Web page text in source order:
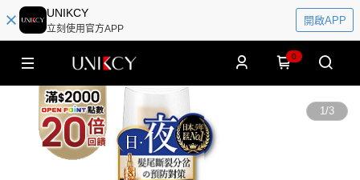
UNIKCY
立刻使用官方APP
開啟APP
0
1/3